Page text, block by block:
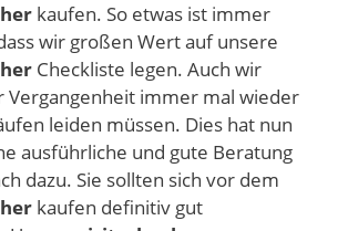
kaufen. So etwas ist immer
wir großen Wert auf unsere
Checkliste legen. Auch wir
Vergangenheit immer mal wieder
leiden müssen. Dies hat nun
ausführliche und gute Beratung
dazu. Sie sollten sich vor dem
kaufen definitiv gut